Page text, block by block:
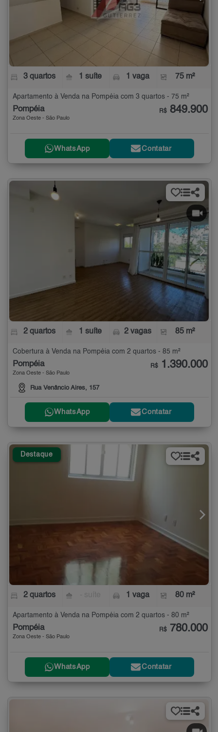
3 quartos 1 suíte 1 vaga 75 m²
Apartamento à Venda na Pompéia com 3 quartos - 75 m²
Pompéia
Zona Oeste - São Paulo
R$ 849.900
WhatsApp Contatar
2 quartos 1 suíte 2 vagas 85 m²
Cobertura à Venda na Pompéia com 2 quartos - 85 m²
Pompéia
Zona Oeste - São Paulo
Rua Venâncio Aires, 157
R$ 1.390.000
WhatsApp Contatar
Destaque
2 quartos 1 vaga 80 m²
Apartamento à Venda na Pompéia com 2 quartos - 80 m²
Pompéia
Zona Oeste - São Paulo
R$ 780.000
WhatsApp Contatar